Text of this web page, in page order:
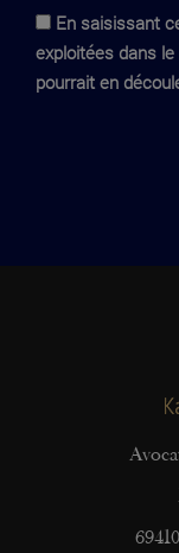
En saisissant
exploitées dans
pourrait en